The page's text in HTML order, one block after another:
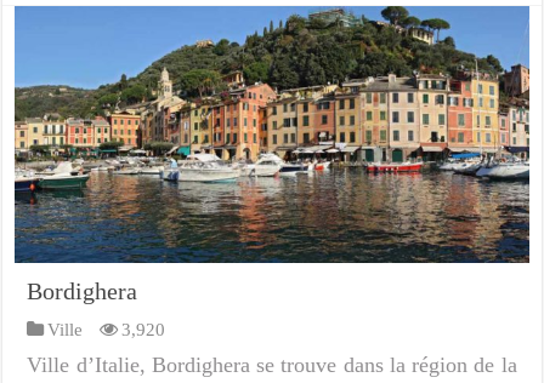
Bordighera
Ville 3,920
Ville d’Italie, Bordighera se trouve dans la région de la